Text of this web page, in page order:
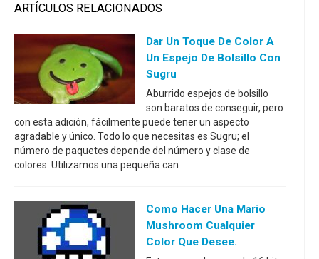
ARTÍCULOS RELACIONADOS
Dar Un Toque De Color A
Un Espejo De Bolsillo Con
Sugru
Aburrido espejos de bolsillo
son baratos de conseguir, pero
con esta adición, fácilmente puede tener un aspecto
agradable y único. Todo lo que necesitas es Sugru; el
número de paquetes depende del número y clase de
colores. Utilizamos una pequeña can
Como Hacer Una Mario
Mushroom Cualquier
Color Que Desee.